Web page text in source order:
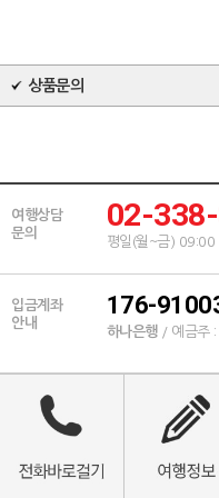
상품문의
여행상담
문의
02-
평일(월~금)
입금계좌
안내
176-
하나은행/ 예금주 :